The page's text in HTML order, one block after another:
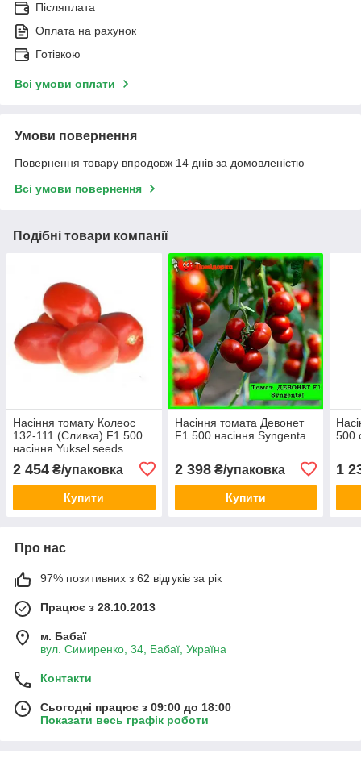
Післяплата
Оплата на рахунок
Готівкою
Всі умови оплати
Умови повернення
Повернення товару впродовж 14 днів за домовленістю
Всі умови повернення
Подібні товари компанії
Насіння томату Колеос
132-111 (Сливка) F1 500
насіння Yuksel seeds
2 454 ₴/упаковка
Купити
Насіння томата Девонет
F1 500 насіння Syngenta
2 398₴/упаковка
Купити
500
1
Про нас
97% позитивних з 62 відгуків за рік
Працює з 28.10.2013
м. Бабаї
вул. Симиренко, 34, Бабаї, Україна
Контакти
Сьогодні працює з 09:00 до 18:00
Показати весь графік роботи